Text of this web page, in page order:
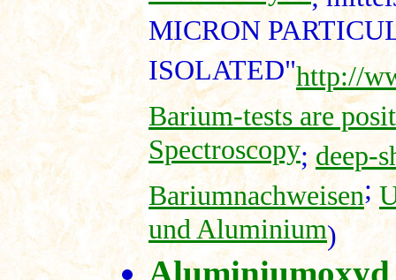
MICRON
ISOLATED"http://
Barium-tests are
Spectroscopy;deep-
Bariumnachweisen;
und Aluminium)
Aluminiumoxyd